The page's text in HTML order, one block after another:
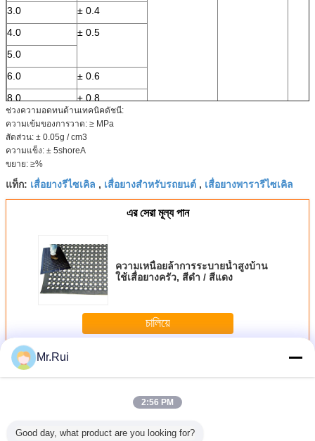
3.0
± 0.4
4.0
± 0.5
5.0
6.0
± 0.6
8.0
± 0.8
10
± 1.0
12
± 1.2
14
16
± 1.5
50
ช่วงความอดทนด้านเทคนิคดัชนี:
ความเข้มของการวาด: ≥ MPa
สัดส่วน: ± 0.05g / cm3
ความแข็ง: ± 5shoreA
ขยาย: ≥%
แท็ก: เสื่อยางรีไซเคิล , เสื่อยางสำหรับรถยนต์ , เสื่อยางพารารีไซเคิล
এর সেরা মূল্য পান
ความเหนื่อยล้าการระบายน้ำสูงบ้าน
ใช้เสื่อยางครัว, สีดำ / สีแดง
চালিয়ে
มากกว่าเสื่อยาง
Mr.Rui
2:56 PM
Good day, what product are you looking for?